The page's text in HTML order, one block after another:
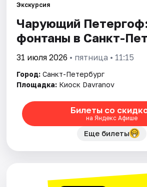
Экскурсия
Чарующий
фонтаны в Санкт-
31 июля 2026 • пятница • 11:15
Город: Санкт-Петербург
Площадка: Киоск Davranov
Билеты со
на Яндекс Афише
Еще билеты